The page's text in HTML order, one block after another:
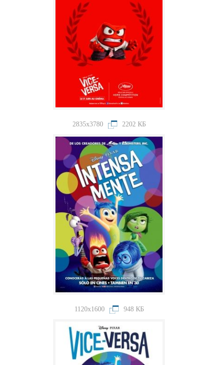
2835x3780 2202 КБ
1120x1600 948 КБ